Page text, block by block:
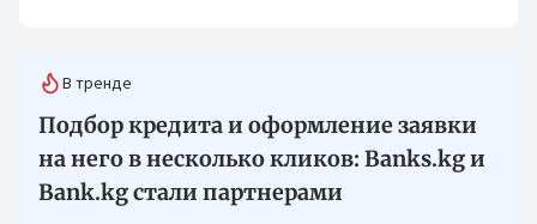
В тренде
Подбор кредита и оформление заявки
на него в несколько кликов: Banks.kg и
Bank.kg стали партнерами